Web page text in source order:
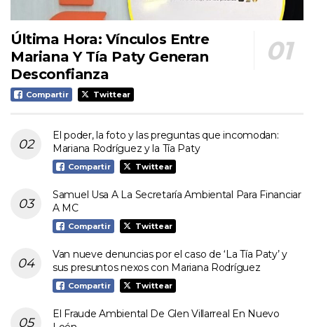
Última Hora: Vínculos Entre
Mariana Y Tía Paty Generan
Desconfianza
Compartir Twittear
El poder, la foto y las preguntas que incomodan:
Mariana Rodríguez y la Tía Paty
Compartir Twittear
Samuel Usa A La Secretaría Ambiental Para Financiar
A MC
Compartir Twittear
Van nueve denuncias por el caso de ‘La Tía Paty’ y
sus presuntos nexos con Mariana Rodríguez
Compartir Twittear
El Fraude Ambiental De Glen Villarreal En Nuevo